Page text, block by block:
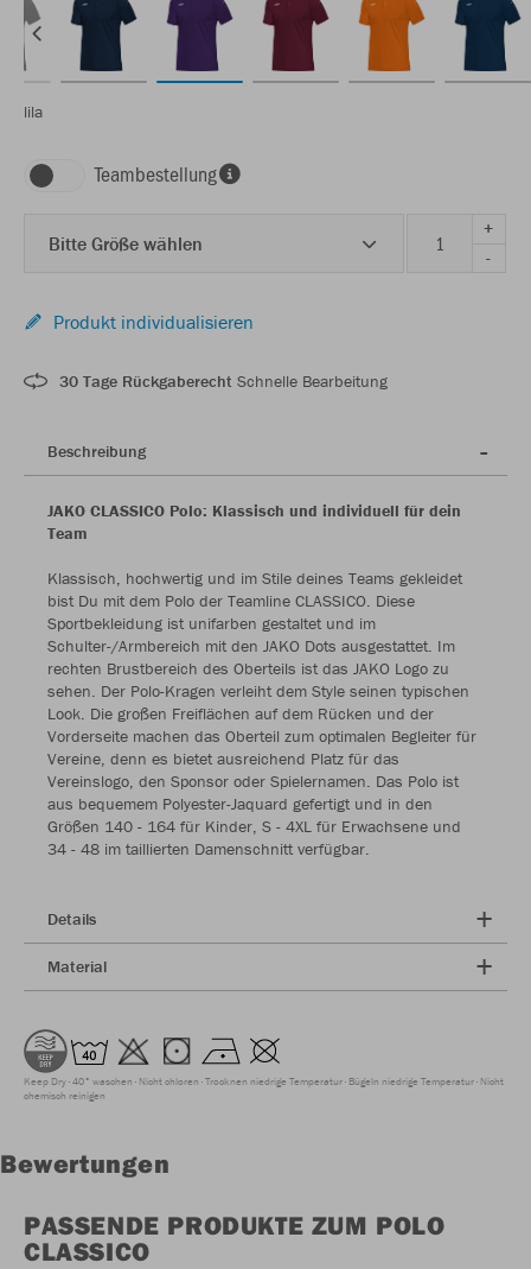
lila
Teambestellung
Bitte Größe wählen
+
-
Produkt individualisieren
30 Tage Rückgaberecht Schnelle Bearbeitung
Beschreibung
JAKO CLASSICO Polo: Klassisch und individuell für dein
Team
Klassisch, hochwertig und im Stile deines Teams gekleidet
bist Du mit dem Polo der Teamline CLASSICO. Diese
Sportbekleidung ist unifarben gestaltet und im
Schulter-/Armbereich mit den JAKO Dots ausgestattet. Im
rechten Brustbereich des Oberteils ist das JAKO Logo zu
sehen. Der Polo-Kragen verleiht dem Style seinen typischen
Look. Die großen Freiflächen auf dem Rücken und der
Vorderseite machen das Oberteil zum optimalen Begleiter für
Vereine, denn es bietet ausreichend Platz für das
Vereinslogo, den Sponsor oder Spielernamen. Das Polo ist
aus bequemem Polyester-Jaquard gefertigt und in den
Größen 140 - 164 für Kinder, S - 4XL für Erwachsene und
34 - 48 im taillierten Damenschnitt verfügbar.
Details
Material
Keep Dry 40° waschen Nicht chloren Trocknen niedrige Temperatur Bügeln niedrige Temperatur Nicht
chemisch reinigen
Bewertungen
PASSENDE PRODUKTE ZUM POLO
CLASSICO